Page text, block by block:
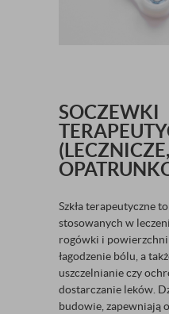
SOCZEWKI
(LECZNICZE,
Szkła terapeutyczne
stosowanych w
rogówki i powierzchni
łagodzenie bólu, a
uszczelnianie czy
dostarczanie leków.
budowie, zapewniają